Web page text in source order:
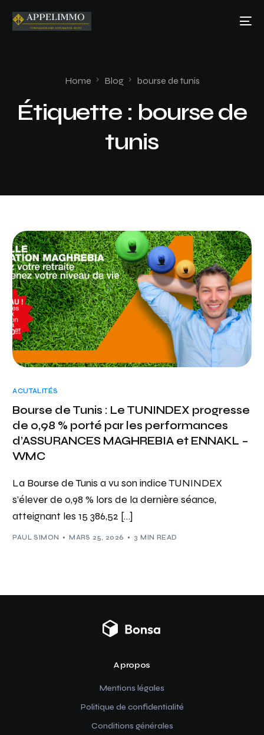
Home Blog bourse de tunis
Étiquette : bourse de
tunis
ACUTALITÉS
Bourse de Tunis : Le TUNINDEX progresse
de 0,98 % porté par les performances
d’ASSURANCES MAGHREBIA et ENNAKL –
WMC
La Bourse de Tunis a vu son indice TUNINDEX
s’élever de 0,98 % lors de la dernière séance,
atteignant les 15 386,52 […]
PAUL SIMON MARS 25, 2026 3 MIN READ
A propos
Mentions légales
Politique de confidentialité
Conditions générales